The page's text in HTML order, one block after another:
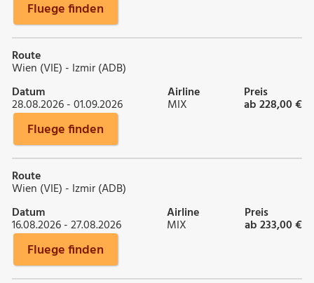
Fluege finden
Route
Wien (VIE) - Izmir (ADB)
Datum
28.08.2026 - 01.09.2026
Airline
MIX
Preis
ab 228,00 €
Fluege finden
Route
Wien (VIE) - Izmir (ADB)
Datum
16.08.2026 - 27.08.2026
Airline
MIX
Preis
ab 233,00 €
Fluege finden